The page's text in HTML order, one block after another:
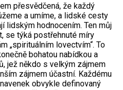
přesvědčená, že každý
a umíme, a lidské cesty
lidským hodnocením. Ten můj
se týká postřehnuté míry
„spirituálním lovectvím“. To
bohatou nabídkou a
jež někdo s velkým zájmem
zájmem účastní. Každému
obvykle definovaný